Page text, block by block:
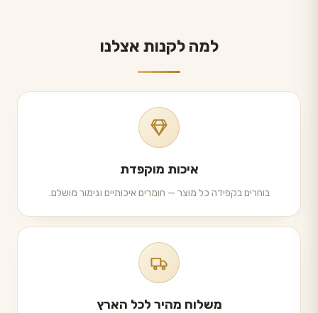
למה לקנות אצלנו
איכות מוקפדת
בוחרים בקפידה כל מוצר — חומרים איכותיים וגימור מושלם.
משלוח מהיר לכל הארץ